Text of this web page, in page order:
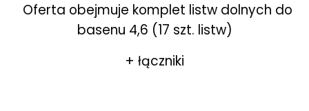
Oferta obejmuje komplet listw dolnych do
basenu 4,6 (17 szt. listw)
+ łączniki